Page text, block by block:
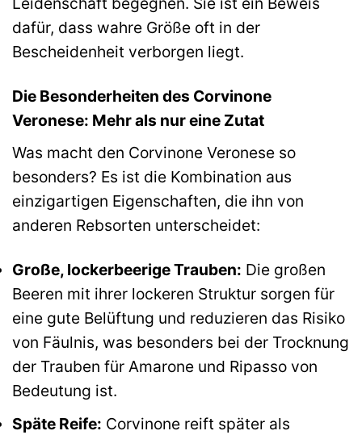
dafür, dass wahre Größe oft in der
Bescheidenheit verborgen liegt.
Die Besonderheiten des Corvinone
Veronese: Mehr als nur eine Zutat
Was macht den Corvinone Veronese so
besonders? Es ist die Kombination aus
einzigartigen Eigenschaften, die ihn von
anderen Rebsorten unterscheidet:
Große, lockerbeerige Trauben: Die großen
Beeren mit ihrer lockeren Struktur sorgen für
eine gute Belüftung und reduzieren das Risiko
von Fäulnis, was besonders bei der Trocknung
der Trauben für Amarone und Ripasso von
Bedeutung ist.
Späte Reife: Corvinone reift später als